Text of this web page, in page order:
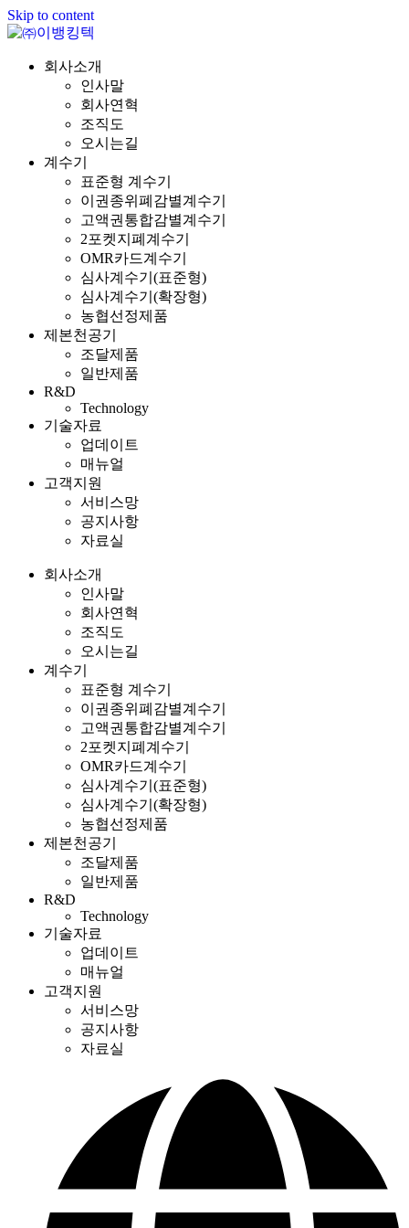
Skip to content
회사소개
인사말
회사연혁
조직도
오시는길
계수기
표준형 계수기
이권종위폐감별계수기
고액권통합감별계수기
2포켓지폐계수기
OMR카드계수기
심사계수기(표준형)
심사계수기(확장형)
농협선정제품
제본천공기
조달제품
일반제품
R&D
Technology
기술자료
업데이트
매뉴얼
고객지원
서비스망
공지사항
자료실
회사소개
인사말
회사연혁
조직도
오시는길
계수기
표준형 계수기
이권종위폐감별계수기
고액권통합감별계수기
2포켓지폐계수기
OMR카드계수기
심사계수기(표준형)
심사계수기(확장형)
농협선정제품
제본천공기
조달제품
일반제품
R&D
Technology
기술자료
업데이트
매뉴얼
고객지원
서비스망
공지사항
자료실